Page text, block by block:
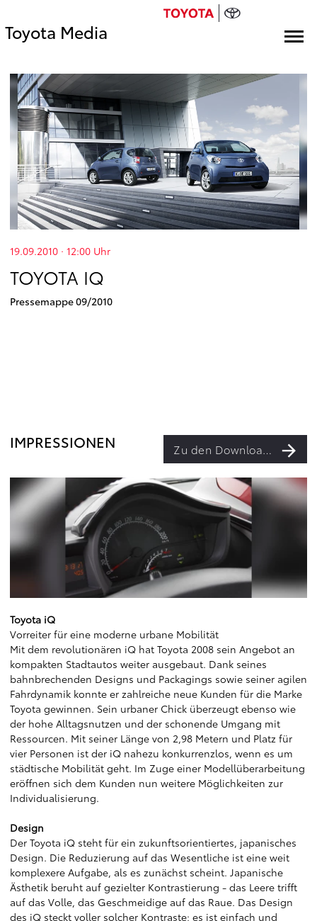
Toyota Media
19.09.2010 · 12:00 Uhr
TOYOTA IQ
Pressemappe 09/2010
IMPRESSIONEN Zu den Downloads
Toyota iQ
Vorreiter für eine moderne urbane Mobilität
Mit dem revolutionären iQ hat Toyota 2008 sein Angebot an
kompakten Stadtautos weiter ausgebaut. Dank seines
bahnbrechenden Designs und Packagings sowie seiner agilen
Fahrdynamik konnte er zahlreiche neue Kunden für die Marke
Toyota gewinnen. Sein urbaner Chick überzeugt ebenso wie
der hohe Alltagsnutzen und der schonende Umgang mit
Ressourcen. Mit seiner Länge von 2,98 Metern und Platz für
vier Personen ist der iQ nahezu konkurrenzlos, wenn es um
städtische Mobilität geht. Im Zuge einer Modellüberarbeitung
eröffnen sich dem Kunden nun weitere Möglichkeiten zur
Individualisierung.
Design
Der Toyota iQ steht für ein zukunftsorientiertes, japanisches
Design. Die Reduzierung auf das Wesentliche ist eine weit
komplexere Aufgabe, als es zunächst scheint. Japanische
Ästhetik beruht auf gezielter Kontrastierung - das Leere trifft
auf das Volle, das Geschmeidige auf das Raue. Das Design
des iQ steckt voller solcher Kontraste; es ist einfach und